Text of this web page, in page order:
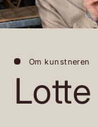
Om kunstneren